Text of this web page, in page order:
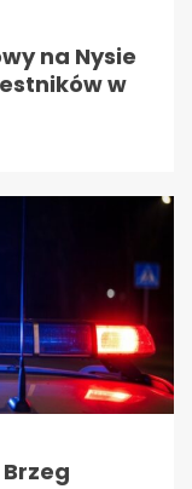
na Nysie
w